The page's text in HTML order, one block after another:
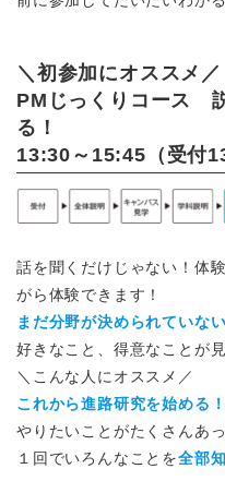
＼初参加にオススメ／
PMじっくりコース
る！
13:30～15:45（受付
話を聞くだけじゃない！体
がら体験できます！
まだ分野が決められていな
好きなこと、得意なことが
＼こんな人にオススメ／
これから進路研究を始める！
やりたいことがたくさんあ
１回でいろんなことを全部